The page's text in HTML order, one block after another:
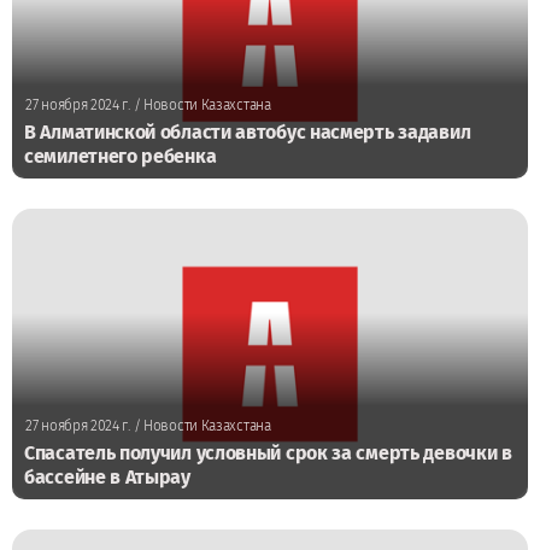
27 ноября 2024 г./ Новости Казахстана
В Алматинской области автобус насмерть задавил
семилетнего ребенка
27 ноября 2024 г./ Новости Казахстана
Спасатель получил условный срок за смерть девочки в
бассейне в Атырау